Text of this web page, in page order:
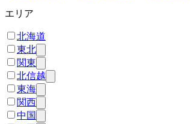
エリア
北海道
東北
関東
北信越
東海
関西
中国